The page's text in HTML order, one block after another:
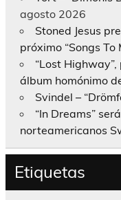
agosto 2026
Stoned Jesus
próximo “Songs To
“Lost
álbum homónimo
Svindel –
“In Dreams”
norteamericanos
Etiquetas